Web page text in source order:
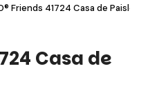
Friends 41724 Casa de Paisley
Casa de